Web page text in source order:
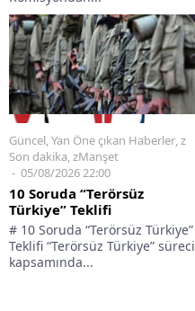
Güncel Yan Öne çıkan Haberler z
Son dakika zManşet
05/08/2026 22:00
10 Soruda “Terörsüz
Türkiye” Teklifi
# 10 Soruda “Terörsüz Türkiye”
Teklifi “Terörsüz Türkiye” süreci
kapsamında...